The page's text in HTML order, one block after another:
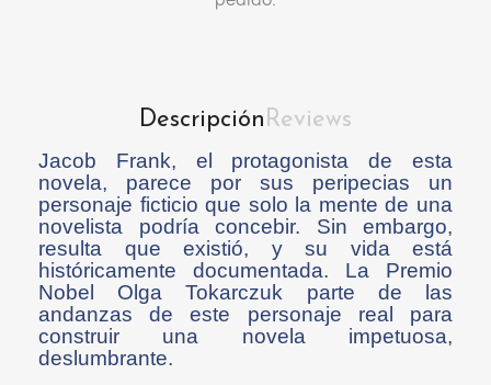
DescripciónReviews
Jacob Frank, el protagonista de esta
novela, parece por sus peripecias un
personaje ficticio que solo la mente de una
novelista podría concebir. Sin embargo,
resulta que existió, y su vida está
históricamente documentada. La Premio
Nobel Olga Tokarczuk parte de las
andanzas de este personaje real para
construir una novela impetuosa,
deslumbrante.